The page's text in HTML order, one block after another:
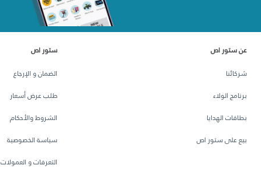
عن ستور اص
شركائنا
برنامج الولاء
بطاقات الهدايا
بيع على ستور اص
ستور اص
الضمان و الإرجاع
طلب عرض أسعار
الشروط والأحكام
سياسة الخصوصية
التعرفات و العمولات